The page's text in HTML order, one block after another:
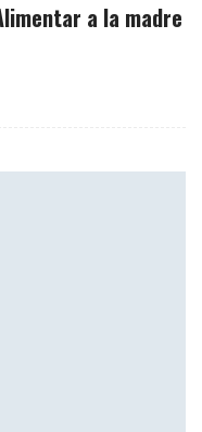
a la madre